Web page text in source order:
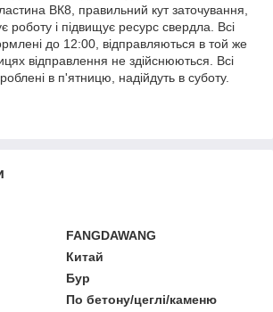
ВК8, правильний кут заточування,
роботу і підвищує ресурс свердла. Всі
до 12:00, відправляються в той же
відправлення не здійснюються. Всі
в п'ятницю, надійдуть в суботу.
FANGDAWANG
Китай
Бур
По бетону/цеглі/каменю